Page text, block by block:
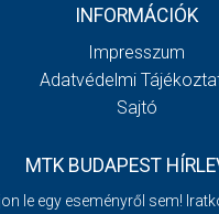
INFORMÁCIÓK
Impresszum
Adatvédelmi
Sajtó
MTK BUDAPEST
le egy eseményről sem!